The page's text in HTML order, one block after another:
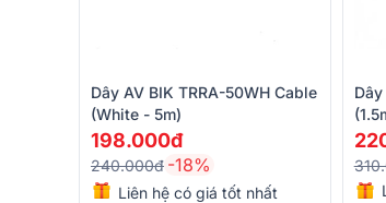
Đặc điểm nổi bật của Dây AV
Dây AV BIK TRRA-50WH Cable
(White - 5m)
198.000đ
240.000đ -18%
Liên hệ có giá tốt nhất